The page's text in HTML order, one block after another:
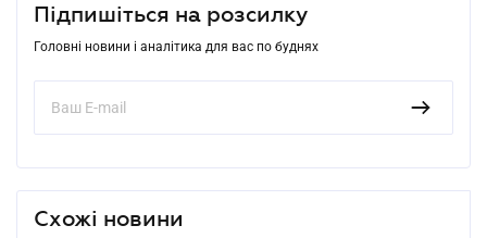
Підпишіться на розсилку
Головні новини і аналітика для вас по буднях
Схожі новини